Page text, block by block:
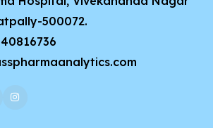
500072.